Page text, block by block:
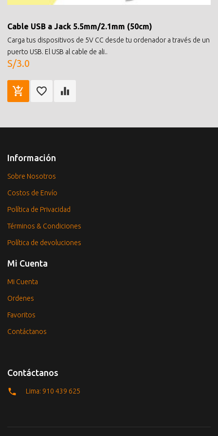
Cable USB a Jack 5.5mm/2.1mm (50cm)
Carga tus dispositivos de 5V CC desde tu ordenador a través de un
puerto USB. El USB al cable de ali..
S/3.0
Información
Sobre Nosotros
Costos de Envío
Política de Privacidad
Términos & Condiciones
Política de devoluciones
Mi Cuenta
Mi Cuenta
Ordenes
Favoritos
Contáctanos
Contáctanos
Lima: 910 439 625